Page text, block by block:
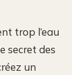
trop l’eau
secret des
un